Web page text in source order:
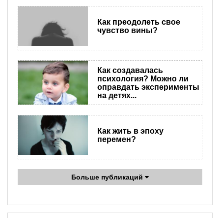
Как преодолеть свое
чувство вины?
Как создавалась
психология? Можно ли
оправдать эксперименты
на детях...
Как жить в эпоху
перемен?
Больше публикаций